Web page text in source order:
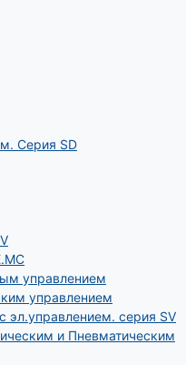
Серия SD
управлением
управлением
эл.управлением. серия SV
и Пневматическим